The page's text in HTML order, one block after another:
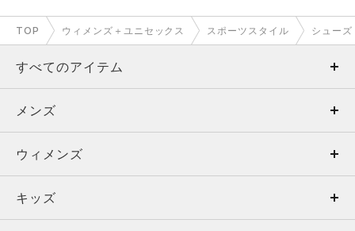
TOP ウィメンズ＋ユニセックス スポーツスタイル シューズ
すべてのアイテム
メンズ
ウィメンズ
キッズ
メンズ
トップス
ボトムス
ウィメンズ
トップス
キッズ